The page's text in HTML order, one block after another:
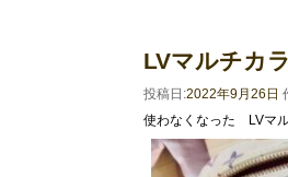
LVマルチカ
投稿日:2022年9月26日
使わなくなった LVマ